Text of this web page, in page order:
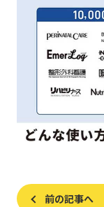
前の記事へ